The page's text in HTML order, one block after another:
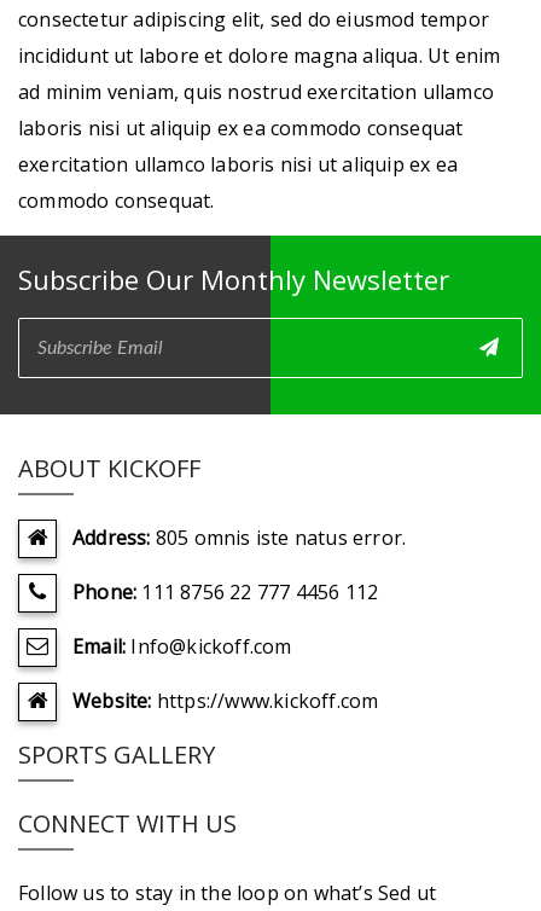
consectetur adipiscing elit, sed do eiusmod tempor
incididunt ut labore et dolore magna aliqua. Ut enim
ad minim veniam, quis nostrud exercitation ullamco
laboris nisi ut aliquip ex ea commodo consequat
exercitation ullamco laboris nisi ut aliquip ex ea
commodo consequat.
Subscribe Our Monthly Newsletter
ABOUT KICKOFF
Address: 805 omnis iste natus error.
Phone: 111 8756 22 777 4456 112
Email: Info@kickoff.com
Website: https://www.kickoff.com
SPORTS GALLERY
CONNECT WITH US
Follow us to stay in the loop on what’s Sed ut